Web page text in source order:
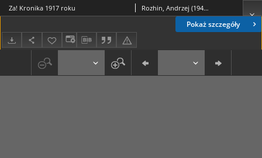
Pokaż szczegóły
Za! Kronika 1917 roku Rozhin, Andrzej (1940-2022). Reżyser